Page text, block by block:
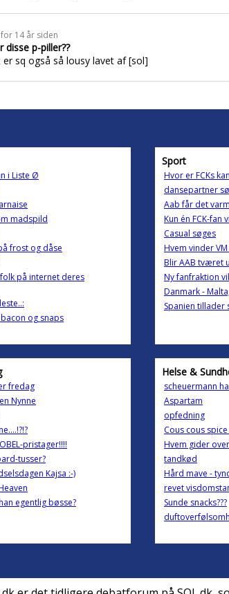
for 14 år siden
disse p-piller??
er sq også så lousy lavet af [sol]
i Liste Ø
madspild
frost og dåse
på internet deres
og snaps
Sport
Hvor er FCKs
dansepartner
Aab får det
Kun én FCK-fan
Casual søges
Hvem vinder
Blir AAB tværet
Ny fanfraktion
Danmark -
Spanien tillader
fredag
Nynne
pristager!!!!
tusser?
Kajsa :-)
egentlig bøsse?
Helse &
scheuermann
Aspartam
opfedning
Cous cous
Hvem gider
tandkød
Hård mave -
revet
Sunde snacks???